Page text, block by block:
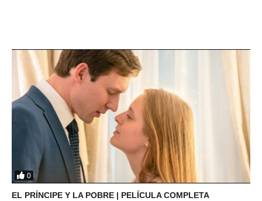
0
EL PRÍNCIPE Y LA POBRE | PELÍCULA COMPLETA